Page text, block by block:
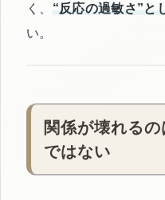
く、 “反応の過敏さ”と
い。
関係が壊れる
ではない